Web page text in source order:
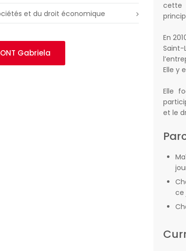
et du droit économique
Gabriela
cette
En
Saint-
Elle y
Elle
et le
ce